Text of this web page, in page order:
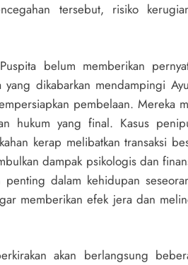
tersebut, risiko
belum memberikan
dikabarkan mendampingi
pembelaan. Mereka
hukum yang final. Kasus
kerap melibatkan transaksi
dampak psikologis dan
penting dalam kehidupan
memberikan efek jera dan
akan berlangsung